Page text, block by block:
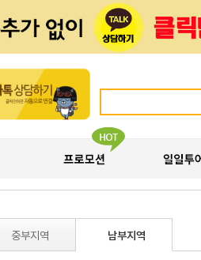
중부지역 남부지역